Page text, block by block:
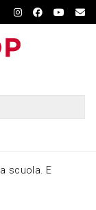
scuola. E